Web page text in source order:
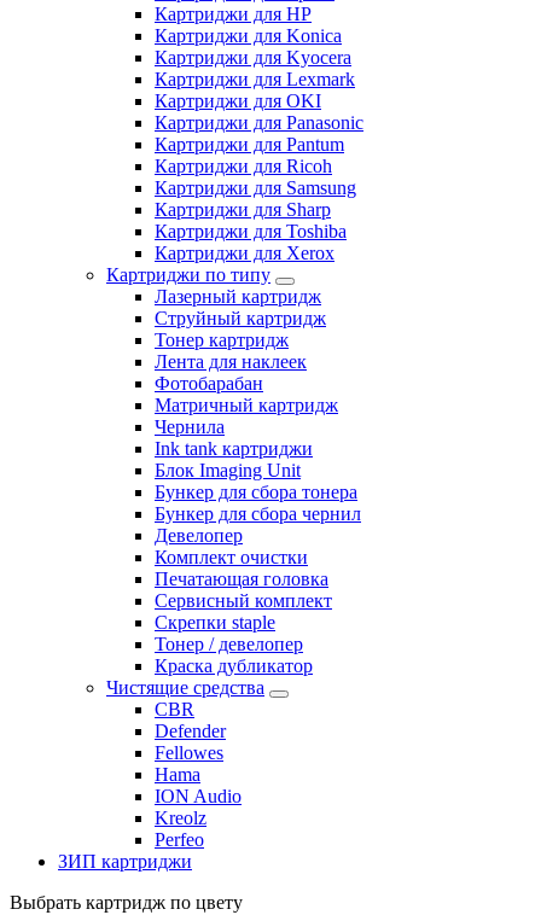
Картриджи для HP
Картриджи для Konica
Картриджи для Kyocera
Картриджи для Lexmark
Картриджи для OKI
Картриджи для Panasonic
Картриджи для Pantum
Картриджи для Ricoh
Картриджи для Samsung
Картриджи для Sharp
Картриджи для Toshiba
Картриджи для Xerox
Картриджи по типу
Лазерный картридж
Струйный картридж
Тонер картридж
Лента для наклеек
Фотобарабан
Матричный картридж
Чернила
Ink tank картриджи
Блок Imaging Unit
Бункер для сбора тонера
Бункер для сбора чернил
Девелопер
Комплект очистки
Печатающая головка
Сервисный комплект
Скрепки staple
Тонер / девелопер
Краска дубликатор
Чистящие средства
CBR
Defender
Fellowes
Hama
ION Audio
Kreolz
Perfeo
ЗИП картриджи
Выбрать картридж по цвету